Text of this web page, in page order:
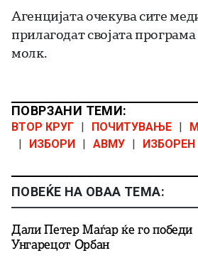
Агенцијата очекува сите
прилагодат својата
молк.
ПОВРЗАНИ ТЕМИ:
ВТОР КРУГ | ПОЧИТУВАЊЕ |
|
ИЗБОРИ | АВМУ |
ПОВЕЌЕ НА ОВАА ТЕМА:
Дали Петер Маѓар ќе го победи
Унгарецот Орбан